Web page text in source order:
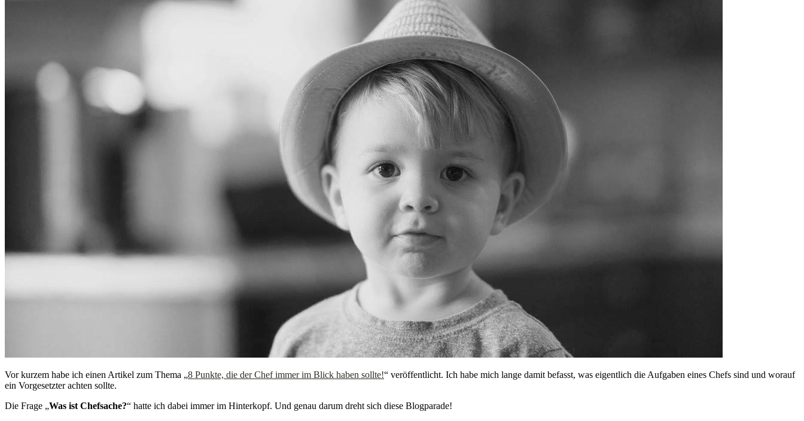
Vor kurzem habe ich einen Artikel zum Thema „8 Punkte, die der Chef immer im Blick haben sollte!“ veröffentlicht. Ich habe mich lange damit befasst, was eigentlich die Aufgaben eines Chefs sind und worauf
ein Vorgesetzter achten sollte.
Die Frage „Was ist Chefsache?“ hatte ich dabei immer im Hinterkopf. Und genau darum dreht sich diese Blogparade!